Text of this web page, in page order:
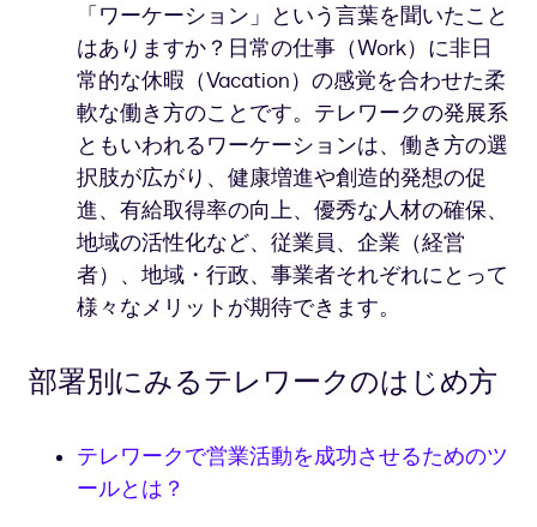
「ワーケーション」という言葉を聞いたこと
はありますか？日常の仕事（Work）に非日
常的な休暇（Vacation）の感覚を合わせた柔
軟な働き方のことです。テレワークの発展系
ともいわれるワーケーションは、働き方の選
択肢が広がり、健康増進や創造的発想の促
進、有給取得率の向上、優秀な人材の確保、
地域の活性化など、従業員、企業（経営
者）、地域・行政、事業者それぞれにとって
様々なメリットが期待できます。
部署別にみるテレワークのはじめ方
テレワークで営業活動を成功させるためのツ
ールとは？